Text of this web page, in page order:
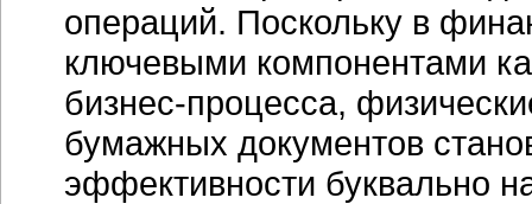
операций. Поскольку в
ключевыми компонентами
бизнес-процесса,
бумажных документов
эффективности буквально